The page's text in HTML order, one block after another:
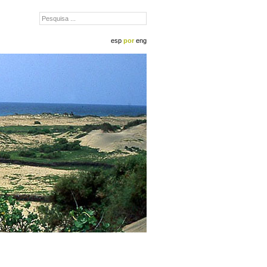
esp por eng